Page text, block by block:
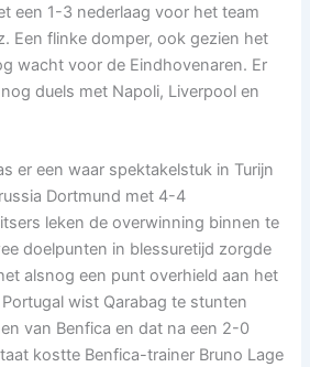
een 1-3 nederlaag voor het team
Een flinke domper, ook gezien het
wacht voor de Eindhovenaren. Er
duels met Napoli, Liverpool en
er een waar spektakelstuk in Turijn
Dortmund met 4-4
leken de overwinning binnen te
doelpunten in blessuretijd zorgde
alsnog een punt overhield aan het
wist Qarabag te stunten
van Benfica en dat na een 2-0
kostte Benfica-trainer Bruno Lage